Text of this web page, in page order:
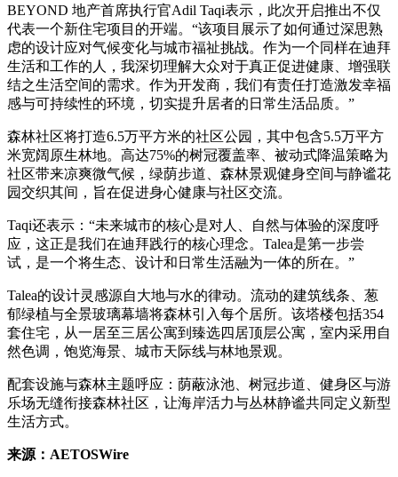
BEYOND 地产首席执行官Adil Taqi表示，此次开启推出不仅
代表一个新住宅项目的开端。“该项目展示了如何通过深思熟
虑的设计应对气候变化与城市福祉挑战。作为一个同样在迪拜
生活和工作的人，我深切理解大众对于真正促进健康、增强联
结之生活空间的需求。作为开发商，我们有责任打造激发幸福
感与可持续性的环境，切实提升居者的日常生活品质。”
森林社区将打造6.5万平方米的社区公园，其中包含5.5万平方
米宽阔原生林地。高达75%的树冠覆盖率、被动式降温策略为
社区带来凉爽微气候，绿荫步道、森林景观健身空间与静谧花
园交织其间，旨在促进身心健康与社区交流。
Taqi还表示：“未来城市的核心是对人、自然与体验的深度呼
应，这正是我们在迪拜践行的核心理念。Talea是第一步尝
试，是一个将生态、设计和日常生活融为一体的所在。”
Talea的设计灵感源自大地与水的律动。流动的建筑线条、葱
郁绿植与全景玻璃幕墙将森林引入每个居所。该塔楼包括354
套住宅，从一居至三居公寓到臻选四居顶层公寓，室内采用自
然色调，饱览海景、城市天际线与林地景观。
配套设施与森林主题呼应：荫蔽泳池、树冠步道、健身区与游
乐场无缝衔接森林社区，让海岸活力与丛林静谧共同定义新型
生活方式。
来源： AETOSWire